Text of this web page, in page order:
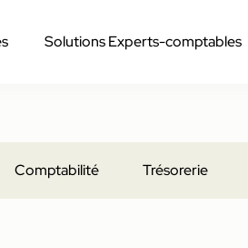
Solutions Experts-comptables
Comptabilité Trésorerie